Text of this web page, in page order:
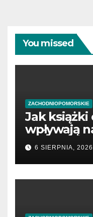
You missed
ZACHODNIOPOMORSKIE
Jak książki
wpływają
6 SIERPNIA, 2026